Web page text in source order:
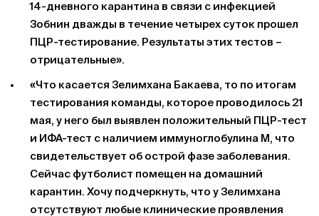
14-дневного карантина в связи с инфекцией
Зобнин дважды в течение четырех суток прошел
ПЦР-тестирование. Результаты этих тестов –
отрицательные».
«Что касается Зелимхана Бакаева, то по итогам
тестирования команды, которое проводилось 21
мая, у него был выявлен положительный ПЦР-тест
и ИФА-тест с наличием иммуноглобулина M, что
свидетельствует об острой фазе заболевания.
Сейчас футболист помещен на домашний
карантин. Хочу подчеркнуть, что у Зелимхана
отсутствуют любые клинические проявления